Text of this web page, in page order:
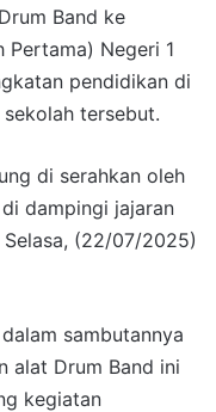
Band ke
Pertama) Negeri 1
pendidikan di
tersebut.
di serahkan oleh
dampingi jajaran
(22/07/2025)
sambutannya
alat Drum Band ini
kegiatan